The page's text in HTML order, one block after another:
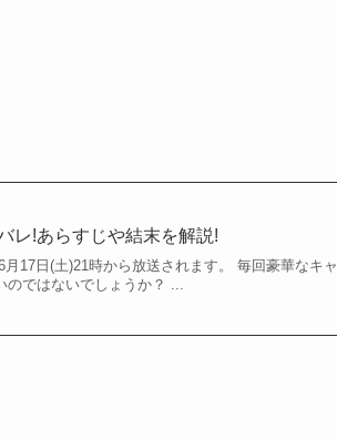
レ!あらすじや結末を解説!
17日(土)21時から放送されます。 毎回豪華なキャ
ではないでしょうか？ ...